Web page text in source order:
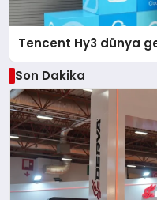
Tencent Hy3 dünya
Son Dakika